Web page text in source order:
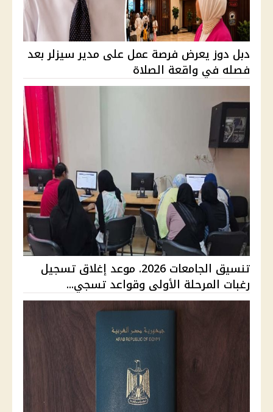
دبل دوز يعرض فرصة عمل على مدير سيزلر بعد
فصله في واقعة الصلاة
تنسيق الجامعات 2026. موعد إغلاق تسجيل
رغبات المرحلة الأولى وقواعد تسجي...